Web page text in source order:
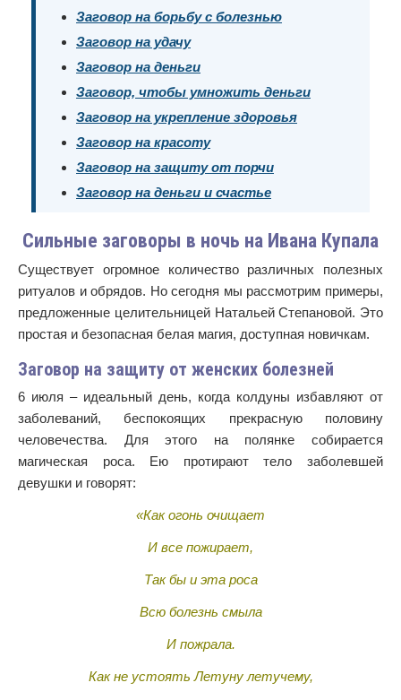
Заговор на борьбу с болезнью
Заговор на удачу
Заговор на деньги
Заговор, чтобы умножить деньги
Заговор на укрепление здоровья
Заговор на красоту
Заговор на защиту от порчи
Заговор на деньги и счастье
Сильные заговоры в ночь на Ивана Купала
Существует огромное количество различных полезных
ритуалов и обрядов. Но сегодня мы рассмотрим примеры,
предложенные целительницей Натальей Степановой. Это
простая и безопасная белая магия, доступная новичкам.
Заговор на защиту от женских болезней
6 июля – идеальный день, когда колдуны избавляют от
заболеваний, беспокоящих прекрасную половину
человечества. Для этого на полянке собирается
магическая роса. Ею протирают тело заболевшей
девушки и говорят:
«Как огонь очищает
И все пожирает,
Так бы и эта роса
Всю болезнь смыла
И пожрала.
Как не устоять Летуну летучему,